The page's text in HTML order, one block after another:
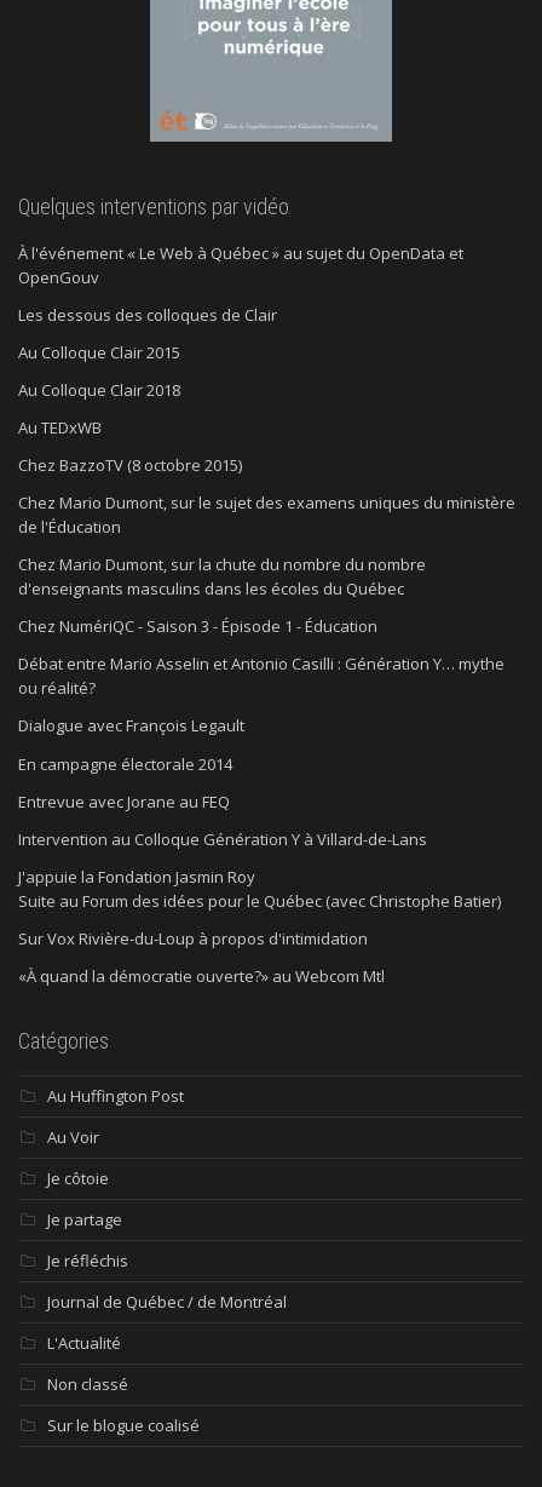
Quelques interventions par vidéo
À l'événement « Le Web à Québec » au sujet du OpenData et
OpenGouv
Les dessous des colloques de Clair
Au Colloque Clair 2015
Au Colloque Clair 2018
Au TEDxWB
Chez BazzoTV (8 octobre 2015)
Chez Mario Dumont, sur le sujet des examens uniques du ministère
de l'Éducation
Chez Mario Dumont, sur la chute du nombre du nombre
d'enseignants masculins dans les écoles du Québec
Chez NumériQC - Saison 3 - Épisode 1 - Éducation
Débat entre Mario Asselin et Antonio Casilli : Génération Y… mythe
ou réalité?
Dialogue avec François Legault
En campagne électorale 2014
Entrevue avec Jorane au FEQ
Intervention au Colloque Génération Y à Villard-de-Lans
J'appuie la Fondation Jasmin Roy
Suite au Forum des idées pour le Québec (avec Christophe Batier)
Sur Vox Rivière-du-Loup à propos d'intimidation
«À quand la démocratie ouverte?» au Webcom Mtl
Catégories
Au Huffington Post
Au Voir
Je côtoie
Je partage
Je réfléchis
Journal de Québec / de Montréal
L'Actualité
Non classé
Sur le blogue coalisé